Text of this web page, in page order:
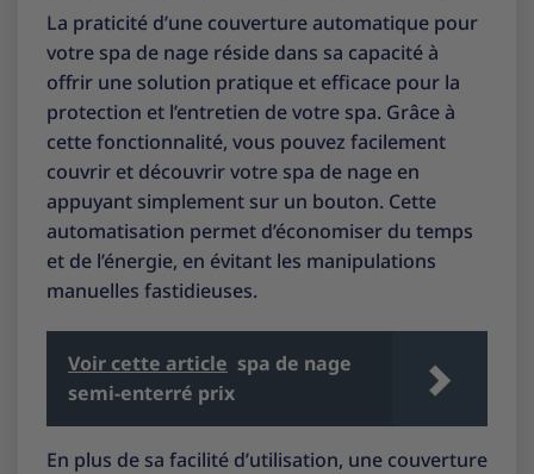
La praticité d’une couverture automatique pour
votre spa de nage réside dans sa capacité à
offrir une solution pratique et efficace pour la
protection et l’entretien de votre spa. Grâce à
cette fonctionnalité, vous pouvez facilement
couvrir et découvrir votre spa de nage en
appuyant simplement sur un bouton. Cette
automatisation permet d’économiser du temps
et de l’énergie, en évitant les manipulations
manuelles fastidieuses.
Voir cette article spa de nage
semi-enterré prix
En plus de sa facilité d’utilisation, une couverture